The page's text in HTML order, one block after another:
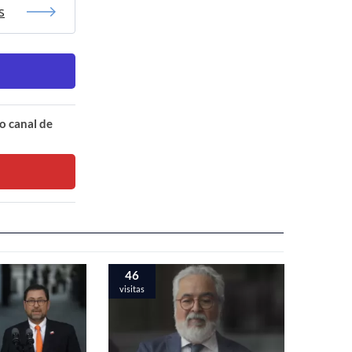
canal de
46
visitas